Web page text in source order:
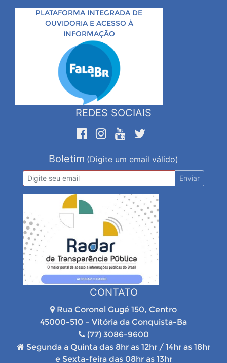
PLATAFORMA INTEGRADA DE
OUVIDORIA E ACESSO À
INFORMAÇÃO
REDES SOCIAIS
Boletim (Digite um email válido)
Enviar
CONTATO
Rua Coronel Gugé 150, Centro
45000-510 – Vitória da Conquista-Ba
(77) 3086-9600
Segunda a Quinta das 8hr as 12hr / 14hr as 18hr
e Sexta-feira das 08hr as 13hr